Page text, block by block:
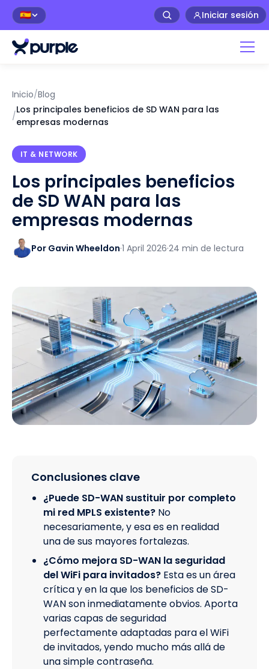
🇪🇸 Iniciar sesión
Inicio/Blog
/
Los principales beneficios de SD WAN para las
empresas modernas
IT & NETWORK
Los principales beneficios
de SD WAN para las
empresas modernas
Por Gavin Wheeldon·1 April 2026·24 min de lectura
Conclusiones clave
¿Puede SD-WAN sustituir por completo
mi red MPLS existente? No
necesariamente, y esa es en realidad
una de sus mayores fortalezas.
¿Cómo mejora SD-WAN la seguridad
del WiFi para invitados? Esta es un área
crítica y en la que los beneficios de SD-
WAN son inmediatamente obvios. Aporta
varias capas de seguridad
perfectamente adaptadas para el WiFi
de invitados, yendo mucho más allá de
una simple contraseña.